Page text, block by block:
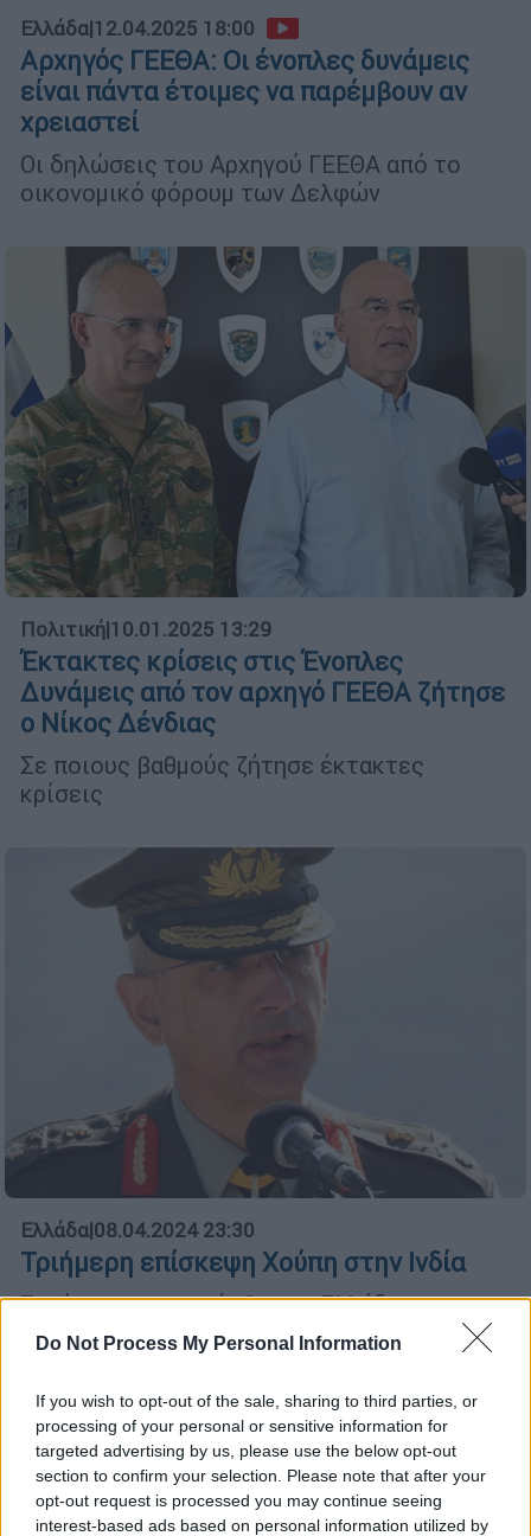
Do Not Process My Personal Information
If you wish to opt-out of the sale, sharing to third parties, or
processing of your personal or sensitive information for
targeted advertising by us, please use the below opt-out
section to confirm your selection. Please note that after your
opt-out request is processed you may continue seeing
interest-based ads based on personal information utilized by
Ελλάδα|12.04.2025 18:00
Αρχηγός ΓΕΕΘΑ: Οι ένοπλες δυνάμεις
είναι πάντα έτοιμες να παρέμβουν αν
χρειαστεί
Οι δηλώσεις του Αρχηγού ΓΕΕΘΑ από το
οικονομικό φόρουμ των Δελφών
Πολιτική|10.01.2025 13:29
Έκτακτες κρίσεις στις Ένοπλες
Δυνάμεις από τον αρχηγό ΓΕΕΘΑ ζήτησε
ο Νίκος Δένδιας
Σε ποιους βαθμούς ζήτησε έκτακτες
κρίσεις
Ελλάδα|08.04.2024 23:30
Τριήμερη επίσκεψη Χούπη στην Ινδία
Συνάντησε την πρέσβη της Ελλάδας στην
Ινδία